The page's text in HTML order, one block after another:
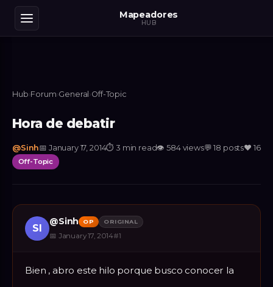
Mapeadores
HUB
Hub›Forum›General ›Off-Topic
Hora de debatir
@Sinh📅 January 17, 2014⏱3 min read👁584 views💬18 posts❤️ 16
Off-Topic
SI
@Sinh OP ORIGINAL
📅 January 17, 2014#1
Bien , abro este hilo porque busco conocer la